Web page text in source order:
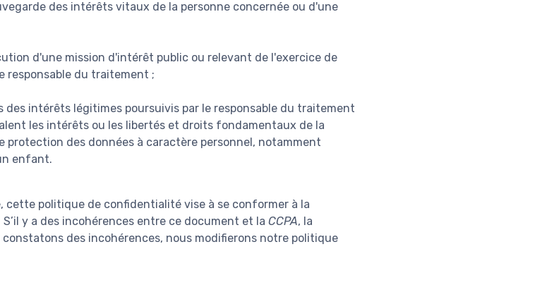
des intérêts vitaux de la personne concernée ou d'une
d'une mission d'intérêt public ou relevant de l'exercice de
responsable du traitement ;
des intérêts légitimes poursuivis par le responsable du traitement
les intérêts ou les libertés et droits fondamentaux de la
protection des données à caractère personnel, notamment
enfant.
cette politique de confidentialité vise à se conformer à la
S’il y a des incohérences entre ce document et la CCPA, la
constatons des incohérences, nous modifierons notre politique